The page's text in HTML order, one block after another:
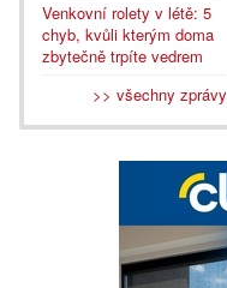
Venkovní rolety v létě: 5
chyb, kvůli kterým doma
zbytečně trpíte vedrem
>> všechny zprávy